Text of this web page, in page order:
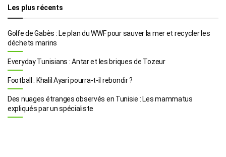
Les plus récents
Golfe de Gabès : Le plan du WWF pour sauver la mer et recycler les
déchets marins
Everyday Tunisians : Antar et les briques de Tozeur
Football : Khalil Ayari pourra-t-il rebondir ?
Des nuages étranges observés en Tunisie : Les mammatus
expliqués par un spécialiste